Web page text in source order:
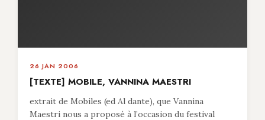
26 JAN 2006
[TEXTE] MOBILE, VANNINA MAESTRI
extrait de Mobiles (ed Al dante), que Vannina
Maestri nous a proposé à l’occasion du festival